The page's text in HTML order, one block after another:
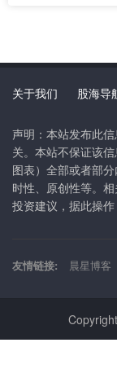
关于我们 股海导
声明：本站发布此
关。本站不保证该
图表）全部或者部
时性、原创性等。
投资建议，据此操作
友情链接: 晨星博客